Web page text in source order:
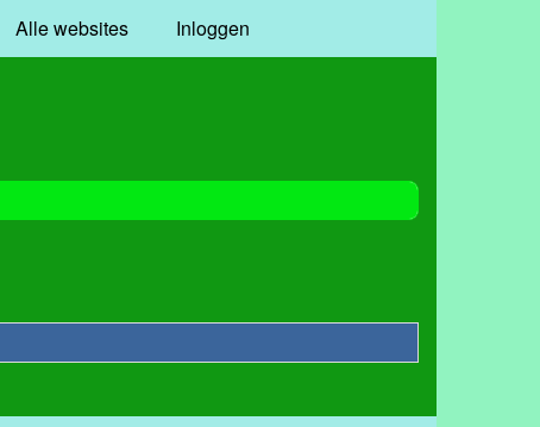
Alle websites Inloggen